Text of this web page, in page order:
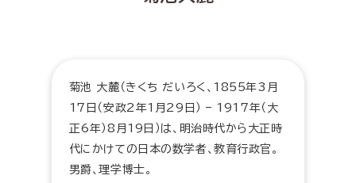
菊池 大麓（きくち だいろく、1855年3月
17日（安政2年1月29日） – 1917年（大
正6年）8月19日）は、明治時代から大正時
代にかけての日本の数学者、教育行政官。
男爵、理学博士。